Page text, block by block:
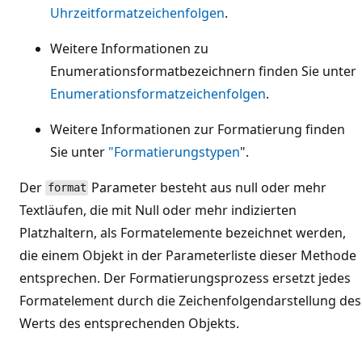
Uhrzeitformatzeichenfolgen.
Weitere Informationen zu
Enumerationsformatbezeichnern finden Sie unter
Enumerationsformatzeichenfolgen.
Weitere Informationen zur Formatierung finden
Sie unter "Formatierungstypen".
Der format Parameter besteht aus null oder mehr
Textläufen, die mit Null oder mehr indizierten
Platzhaltern, als Formatelemente bezeichnet werden,
die einem Objekt in der Parameterliste dieser Methode
entsprechen. Der Formatierungsprozess ersetzt jedes
Formatelement durch die Zeichenfolgendarstellung des
Werts des entsprechenden Objekts.